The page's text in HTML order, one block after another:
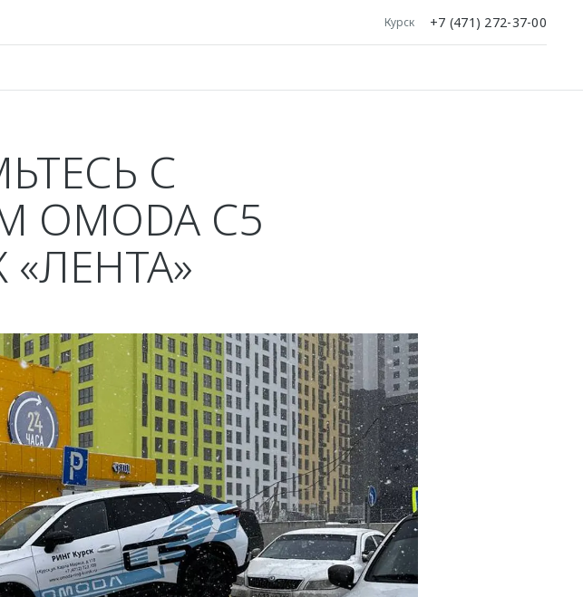
Курск +7 (471) 272-37-00
С
C5